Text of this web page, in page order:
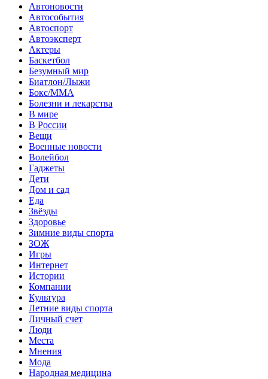
Автоновости
Автособытия
Автоспорт
Автоэксперт
Актеры
Баскетбол
Безумный мир
Биатлон/Лыжи
Бокс/MMA
Болезни и лекарства
В мире
В России
Вещи
Военные новости
Волейбол
Гаджеты
Дети
Дом и сад
Еда
Звёзды
Здоровье
Зимние виды спорта
ЗОЖ
Игры
Интернет
Истории
Компании
Культура
Летние виды спорта
Личный счет
Люди
Места
Мнения
Мода
Народная медицина